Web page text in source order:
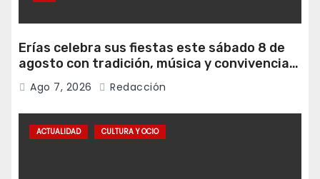
Erías celebra sus fiestas este sábado 8 de
agosto con tradición, música y convivencia
vecinal
Ago 7, 2026 Redacción
ACTUALIDAD CULTURA Y OCIO